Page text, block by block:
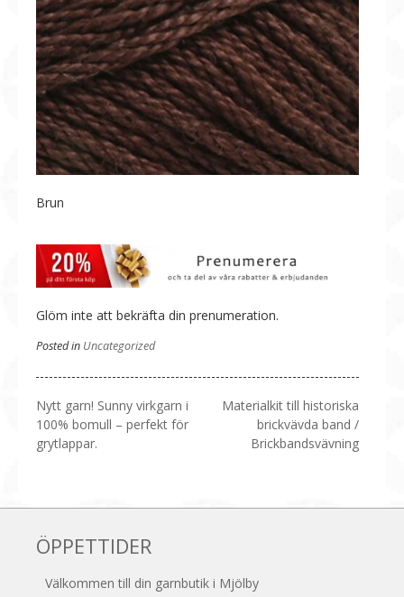
Brun
Glöm inte att bekräfta din prenumeration.
Posted in Uncategorized
Inläggsnavigering
Nytt garn! Sunny virkgarn i
100% bomull – perfekt för
grytlappar.
Materialkit till historiska
brickvävda band /
Brickbandsvävning
ÖPPETTIDER
Välkommen till din garnbutik i Mjölby